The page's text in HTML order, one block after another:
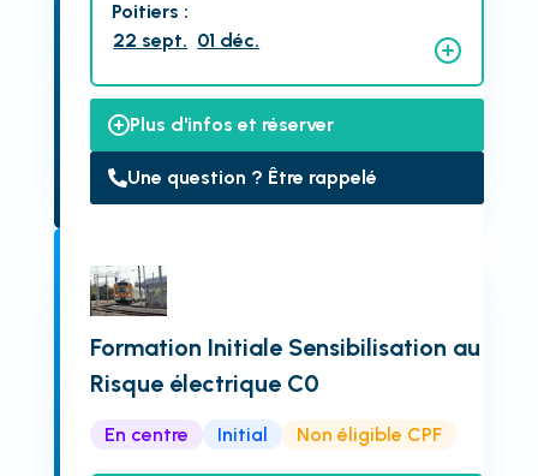
Poitiers :
22 sept. 01 déc.
Plus d'infos et réserver
Une question ? Être rappelé
Formation Initiale Sensibilisation au
Risque électrique C0
En centre Initial Non éligible CPF